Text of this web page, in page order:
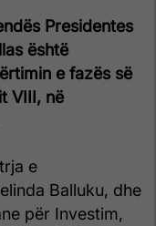
Presidentes
është
e fazës së
VIII, në
e
Balluku, dhe
për Investim,